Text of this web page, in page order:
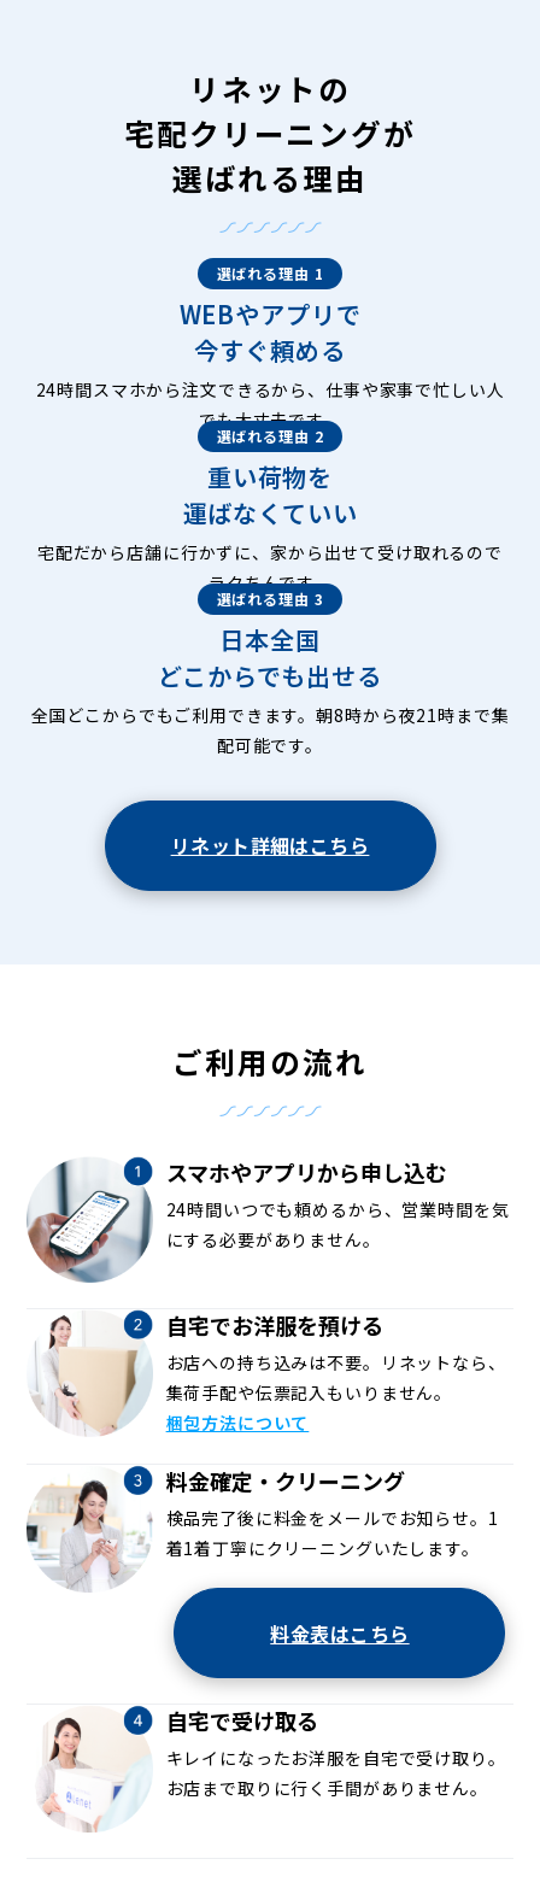
リネットの
宅配クリーニングが
選ばれる理由
選ばれる理由 1
WEBやアプリで
今すぐ頼める
24時間スマホから注文できるから、仕事や家事で忙しい人
でも大丈夫です。
選ばれる理由 2
重い荷物を
運ばなくていい
宅配だから店舗に行かずに、家から出せて受け取れるので
ラクちんです。
選ばれる理由 3
日本全国
どこからでも出せる
全国どこからでもご利用できます。朝8時から夜21時まで集
配可能です。
リネット詳細はこちら
ご利用の流れ
スマホやアプリから申し込む
24時間いつでも頼めるから、営業時間を気
にする必要がありません。
自宅でお洋服を預ける
お店への持ち込みは不要。リネットなら、
集荷手配や伝票記入もいりません。
梱包方法について
料金確定・クリーニング
検品完了後に料金をメールでお知らせ。1
着1着丁寧にクリーニングいたします。
料金表はこちら
自宅で受け取る
キレイになったお洋服を自宅で受け取り。
お店まで取りに行く手間がありません。